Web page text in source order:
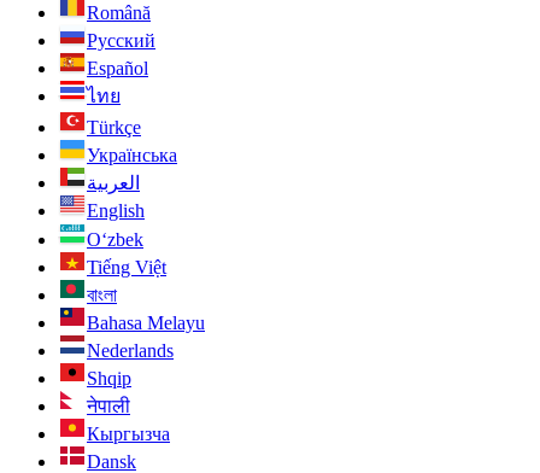
Română
Русский
Español
ไทย
Türkçe
Українська
العربية
English
O‘zbek
Tiếng Việt
বাংলা
Bahasa Melayu
Nederlands
Shqip
नेपाली
Кыргызча
Dansk